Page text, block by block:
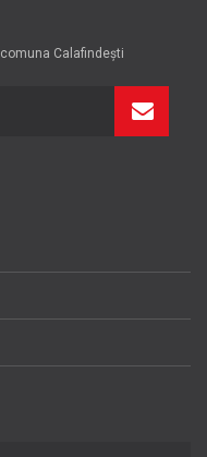
Calafindești